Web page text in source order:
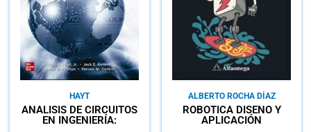
HAYT
ANÁLISIS DE CIRCUITOS
EN INGENIERÍA:
ALBERTO ROCHA DÍAZ
ROBÓTICA DISEÑO Y
APLICACIÓN